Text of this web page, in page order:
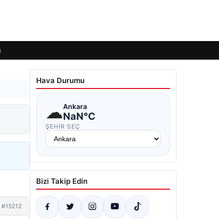
#15212
Hava Durumu
☁Ankara
NaN°C
ŞEHIR SEÇ
Bizi Takip Edin